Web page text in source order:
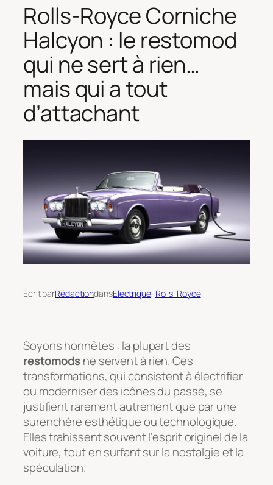
Rolls-Royce Corniche
Halcyon : le restomod
qui ne sert à rien…
mais qui a tout
d’attachant
Écrit parRédactiondansElectrique, Rolls-Royce
Soyons honnêtes : la plupart des
restomodsne servent à rien. Ces
transformations, qui consistent à électrifier
ou moderniser des icônes du passé, se
justifient rarement autrement que par une
surenchère esthétique ou technologique.
Elles trahissent souvent l’esprit originel de la
voiture, tout en surfant sur la nostalgie et la
spéculation.